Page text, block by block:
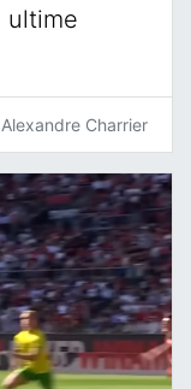
ultime
Alexandre Charrier